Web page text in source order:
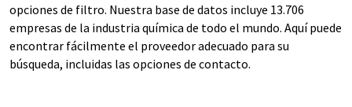
opciones de filtro. Nuestra base de datos incluye 13.706
empresas de la industria química de todo el mundo. Aquí puede
encontrar fácilmente el proveedor adecuado para su
búsqueda, incluidas las opciones de contacto.